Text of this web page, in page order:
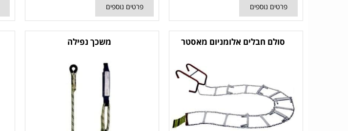
פרטים נוספים פרטים נוספים
סולם חבלים אלומניום מאסטר משכך נפילה